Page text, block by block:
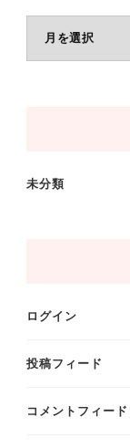
未分類
ログイン
投稿フィード
コメントフィード